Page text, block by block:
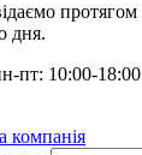
протягом
дня.
пт: 10:00-18:00
компанія